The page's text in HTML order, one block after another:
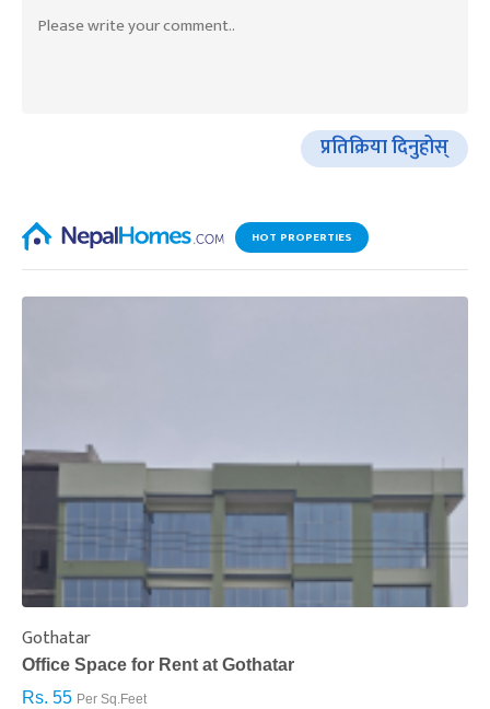
प्रतिक्रिया दिनुहोस्
HOT PROPERTIES
Gothatar
Office Space for Rent at Gothatar
Rs. 55 Per Sq.Feet